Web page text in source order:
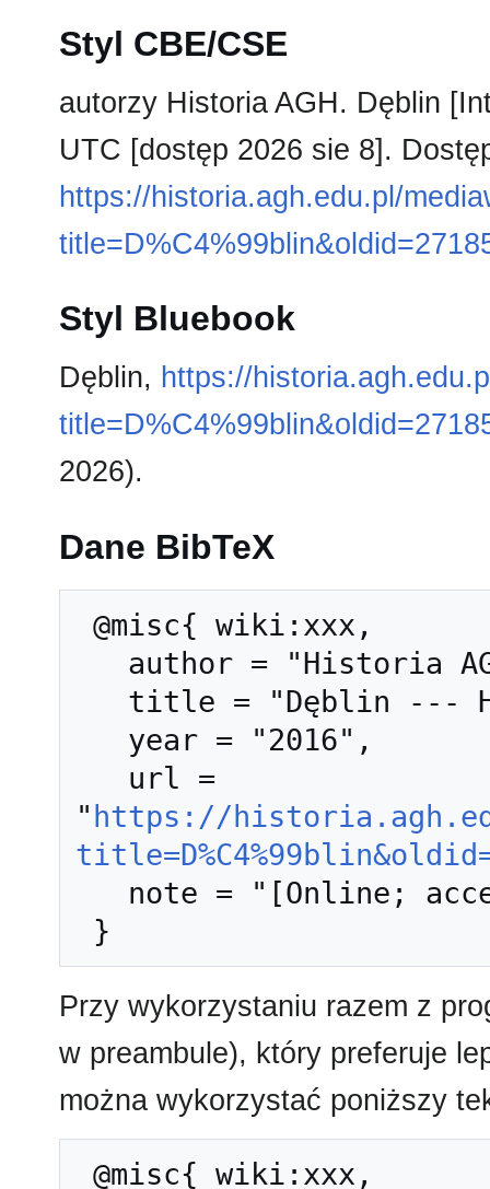
Styl CBE/CSE
autorzy Historia AGH. Dęblin
UTC [dostęp 2026 sie 8].
https://historia.agh.edu.pl/
Styl Bluebook
Dęblin, https://
2026).
Dane BibTeX
" https://
Przy wykorzystaniu razem z
w preambule), który preferuje
można wykorzystać poniższy